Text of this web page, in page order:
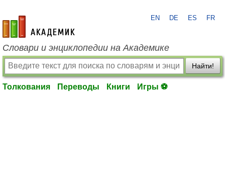
academic.ru
EN DE ES FR
Словари и энциклопедии на Академике
Найти!
Толкования Переводы Книги Игры ⚽